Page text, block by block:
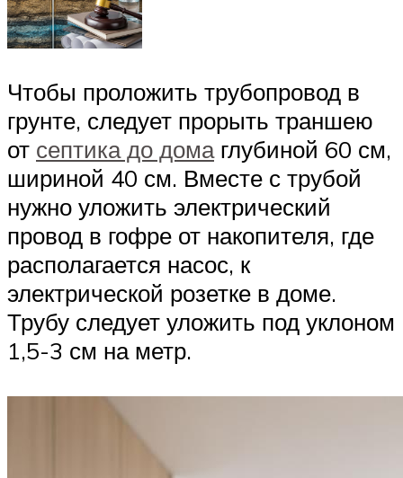
Чтобы проложить трубопровод в
грунте, следует прорыть траншею
от септика до домаглубиной 60 см,
шириной 40 см. Вместе с трубой
нужно уложить электрический
провод в гофре от накопителя, где
располагается насос, к
электрической розетке в доме.
Трубу следует уложить под уклоном
1,5-3 см на метр.